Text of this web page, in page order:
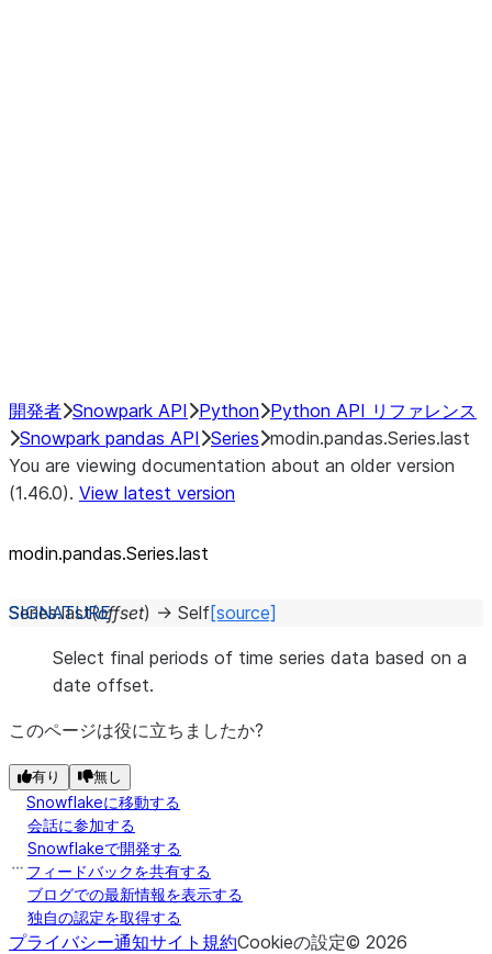
開発者 Snowpark API Python Python API リファレンス
Snowpark pandas API Series modin.pandas.Series.last
You are viewing documentation about an older version
(1.46.0). View latest version
modin.pandas.Series.last
Series.last(offset) → Self[source]
Select final periods of time series data based on a
date offset.
このページは役に立ちましたか?
有り 無し
Snowflakeに移動する
会話に参加する
Snowflakeで開発する
フィードバックを共有する
ブログでの最新情報を表示する
独自の認定を取得する
プライバシー通知サイト規約Cookieの設定© 2026